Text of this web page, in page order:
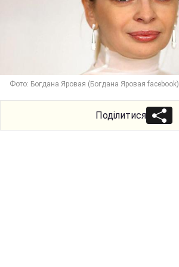
Фото: Богдана Яровая (Богдана Яровая facebook)
Поділитися